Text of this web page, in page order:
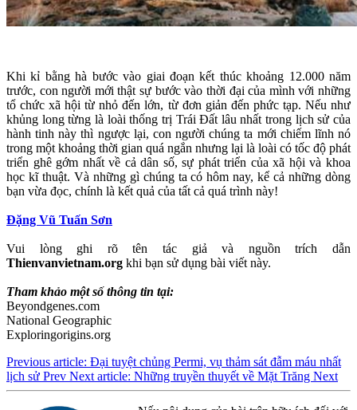
Khi kỉ bằng hà bước vào giai đoạn kết thúc khoảng 12.000 năm
trước, con người mới thật sự bước vào thời đại của mình với những
tổ chức xã hội từ nhỏ đến lớn, từ đơn giản đến phức tạp. Nếu như
khủng long từng là loài thống trị Trái Đất lâu nhất trong lịch sử của
hành tinh này thì ngược lại, con người chúng ta mới chiếm lĩnh nó
trong một khoảng thời gian quá ngắn nhưng lại là loài có tốc độ phát
triển ghê gớm nhất về cả dân số, sự phát triển của xã hội và khoa
học kĩ thuật. Và những gì chúng ta có hôm nay, kể cả những dòng
bạn vừa đọc, chính là kết quả của tất cả quá trình này!
Đặng Vũ Tuấn Sơn
Vui lòng ghi rõ tên tác giả và nguồn trích dẫn
Thienvanvietnam.org khi bạn sử dụng bài viết này.
Tham khảo một số thông tin tại:
Beyondgenes.com
National Geographic
Exploringorigins.org
Previous article: Đại tuyệt chủng Permi, vụ thảm sát đẫm máu nhất
lịch sử Prev Next article: Những truyền thuyết về Mặt Trăng Next